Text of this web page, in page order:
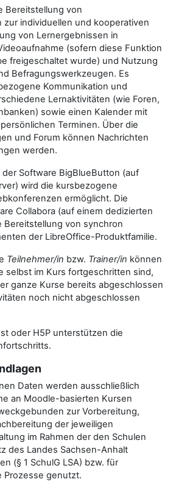
Bereitstellung von
zur individuellen und kooperativen
von Lernergebnissen in
(sofern diese Funktion
freigeschaltet wurde) und Nutzung
Befragungswerkzeugen. Es
Kommunikation und
Lernaktivitäten (wie Foren,
sowie einen Kalender mit
Terminen. Über die
und Forum können Nachrichten
werden.
Software BigBlueButton (auf
wird die kursbezogene
ermöglicht. Die
Collabora (auf einem dedizierten
Bereitstellung von synchron
der LibreOffice-Produktfamilie.
Teilnehmer/in bzw. Trainer/in können
selbst im Kurs fortgeschritten sind,
ganze Kurse bereits abgeschlossen
noch nicht abgeschlossen
oder H5P unterstützen die
Daten werden ausschließlich
an Moodle-basierten Kursen
zur Vorbereitung,
der jeweiligen
im Rahmen der den Schulen
des Landes Sachsen-Anhalt
(§ 1 SchulG LSA) bzw. für
Prozesse genutzt.